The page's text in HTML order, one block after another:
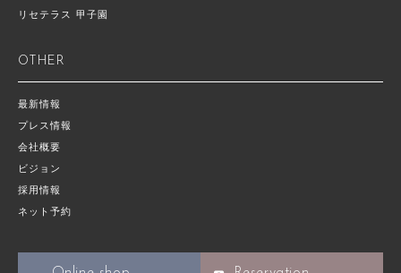
リセテラス 甲子園
OTHER
最新情報
プレス情報
会社概要
ビジョン
採用情報
ネット予約